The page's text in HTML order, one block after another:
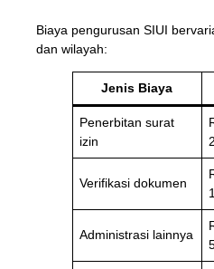
Biaya pengurusan SIUI
dan wilayah:
Jenis Biaya
Penerbitan surat
izin
Verifikasi dokumen
Administrasi lainnya